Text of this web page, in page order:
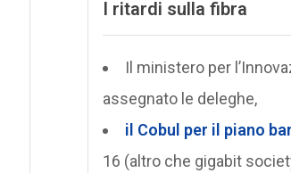
I ritardi sulla fibra
Il ministero per
assegnato le deleghe,
il Cobul per il piano
16 (altro che gigabit